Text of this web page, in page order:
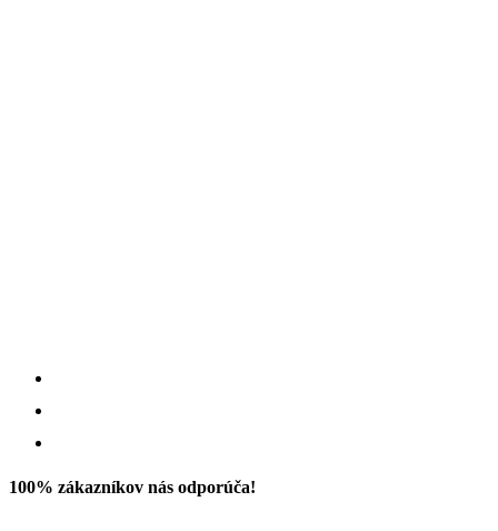
100% zákazníkov nás odporúča!